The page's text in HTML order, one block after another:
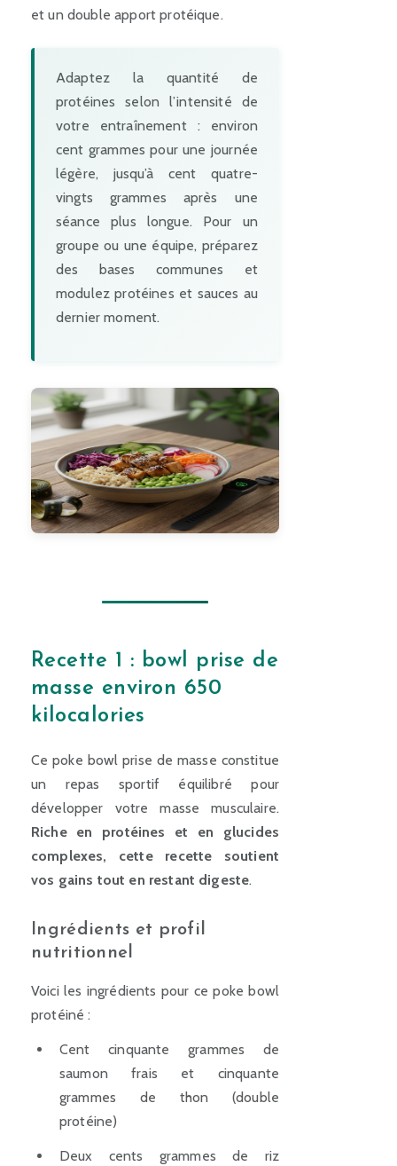
et un double apport protéique.
Adaptez la quantité de
protéines selon l’intensité de
votre entraînement : environ
cent grammes pour une journée
légère, jusqu’à cent quatre-
vingts grammes après une
séance plus longue. Pour un
groupe ou une équipe, préparez
des bases communes et
modulez protéines et sauces au
dernier moment.
Recette 1 : bowl prise de
masse environ 650
kilocalories
Ce poke bowl prise de masse constitue
un repas sportif équilibré pour
développer votre masse musculaire.
Riche en protéines et en glucides
complexes, cette recette soutient
vos gains tout en restant digeste.
Ingrédients et profil
nutritionnel
Voici les ingrédients pour ce poke bowl
protéiné :
Cent cinquante grammes de
saumon frais et cinquante
grammes de thon (double
protéine)
Deux cents grammes de riz